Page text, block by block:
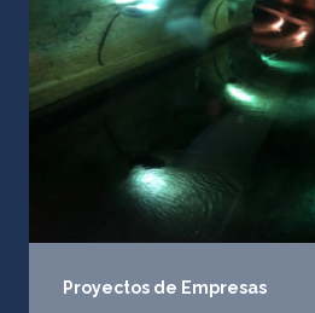
Proyectos de Empresas